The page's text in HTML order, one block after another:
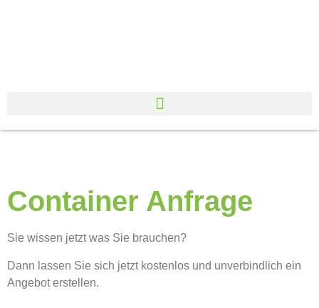
Container Anfrage
Sie wissen jetzt was Sie brauchen?
Dann lassen Sie sich jetzt kostenlos und unverbindlich ein
Angebot erstellen.